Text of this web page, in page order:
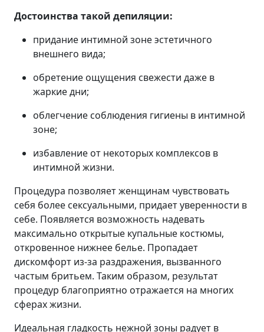
Достоинства такой депиляции:
придание интимной зоне эстетичного
внешнего вида;
обретение ощущения свежести даже в
жаркие дни;
облегчение соблюдения гигиены в интимной
зоне;
избавление от некоторых комплексов в
интимной жизни.
Процедура позволяет женщинам чувствовать
себя более сексуальными, придает уверенности в
себе. Появляется возможность надевать
максимально открытые купальные костюмы,
откровенное нижнее белье. Пропадает
дискомфорт из-за раздражения, вызванного
частым бритьем. Таким образом, результат
процедур благоприятно отражается на многих
сферах жизни.
Идеальная гладкость нежной зоны радует в